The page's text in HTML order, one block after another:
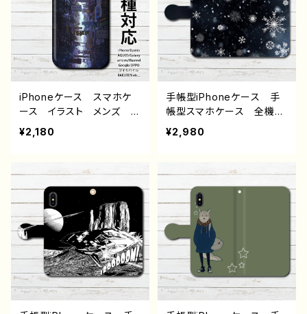
ンドロイド ケース 個性
的 おすすめ メンズ メ
ガネ 白髪 人気 イラス
トレーター クリエイター
絵師 オリジナル デザイ
ン グッズ タイトル：イン
テリジョーカー（赤黒） 作：
NANAICHI（ナナイチ）
性的 おすすめ メンズ
黒髪 タバコ 人気 イラ
ストレーター クリエイタ
ー 絵師 オリジナル デ
ザイン グッズ タイトル：
本気の自傷 作：NANAICH
I（ナナイチ）
iPhoneケース スマホケ
ース イラスト メンズ お
しゃれ 風景 綺麗 景
色 美しい エモい かっ
hone17/16/15/14/13 AQ
ixel Galaxy おすすめ
個性的 人気 イラストレ
ーター クリエイター 絵
師 Android アンドロイ
ド ケース オリジナル
デザイン グッズ タイト
ル：水没の九龍寨城 作：J.
タネダ F-5
¥2,180
手帳型iPhoneケース 手
帳型スマホケース 全機種
対応 おしゃれ メンズ
レディース 女子 安い
高校生 男子 iPhone17/
se 4 5 6 Xperia Goo
glepixel Galaxy ARR
OWSZenfone スマホカ
バー iPhone 携帯 カ
バー ケース アイフォン
ケース タイトル：雪の結
晶 J1-9
¥2,980